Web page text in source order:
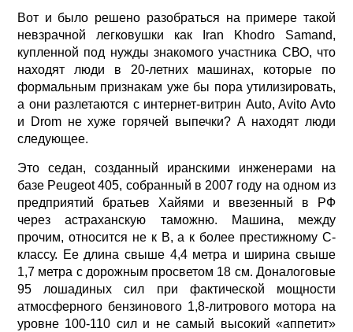
Вот и было решено разобраться на примере такой
невзрачной легковушки как Iran Khodro Samand,
купленной под нужды знакомого участника СВО, что
находят люди в 20-летних машинах, которые по
формальным признакам уже бы пора утилизировать,
а они разлетаются с интернет-витрин Auto, Avito Avto
и Drom не хуже горячей выпечки? А находят люди
следующее.
Это седан, созданный иранскими инженерами на
базе Peugeot 405, собранный в 2007 году на одном из
предприятий братьев Хайями и ввезенный в РФ
через астраханскую таможню. Машина, между
прочим, относится не к B, а к более престижному С-
классу. Ее длина свыше 4,4 метра и ширина свыше
1,7 метра с дорожным просветом 18 см. Доналоговые
95 лошадиных сил при фактической мощности
атмосферного бензинового 1,8-литрового мотора на
уровне 100-110 сил и не самый высокий «аппетит»